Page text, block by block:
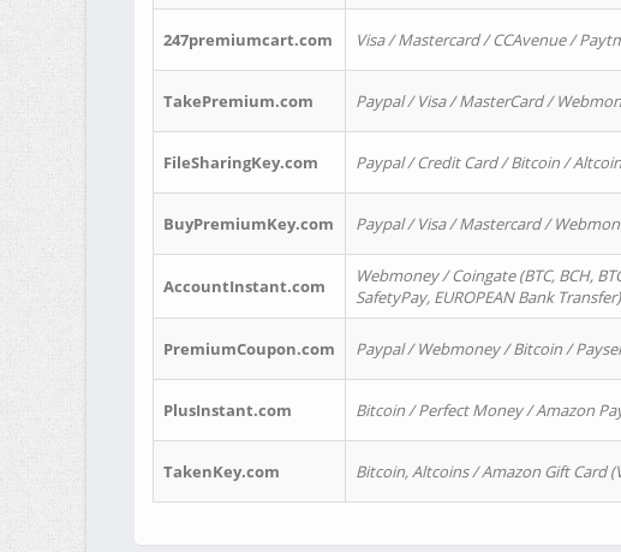
247premiumcart.com Visa / Mastercard / CCAvenue /
TakePremium.com Paypal / Visa / MasterCard /
FileSharingKey.com Paypal / Credit Card / Bitcoin /
BuyPremiumKey.com Paypal / Visa / Mastercard /
AccountInstant.com
Webmoney / Coingate (BTC, BCH,
SafetyPay, EUROPEAN Bank
PremiumCoupon.com Paypal / Webmoney / Bitcoin /
PlusInstant.com Bitcoin / Perfect Money / Amazon
TakenKey.com Bitcoin, Altcoins / Amazon Gift Card